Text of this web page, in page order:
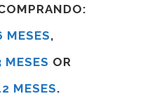
MESES,
MESES OR
MESES.